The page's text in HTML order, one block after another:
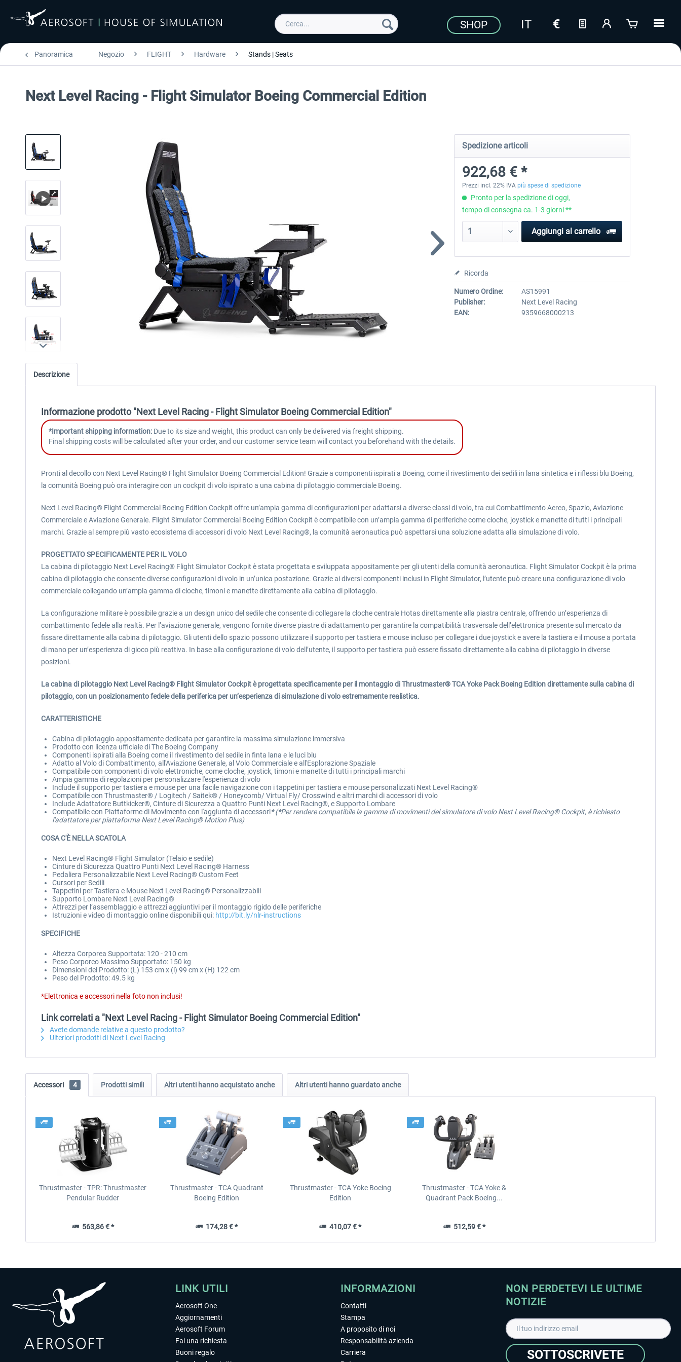
SHOP
Panoramica Negozio FLIGHT Hardware Stands | Seats
Next Level Racing - Flight Simulator Boeing Commercial Edition
Spedizione articoli
922,68 € *
Prezzi incl. 22% IVA più spese di spedizione
Pronto per la spedizione di oggi,
tempo di consegna ca. 1-3 giorni **
Aggiungi al carrello
Ricorda
Numero Ordine:
AS15991
Publisher:
Next Level Racing
EAN:
9359668000213
Descrizione
Informazione prodotto "Next Level Racing - Flight Simulator Boeing Commercial Edition"
*Important shipping information: Due to its size and weight, this product can only be delivered via freight shipping.
Final shipping costs will be calculated after your order, and our customer service team will contact you beforehand with the details.
Pronti al decollo con Next Level Racing® Flight Simulator Boeing Commercial Edition! Grazie a componenti ispirati a Boeing, come il rivestimento dei sedili in lana sintetica e i riflessi blu Boeing,
la comunità Boeing può ora interagire con un cockpit di volo ispirato a una cabina di pilotaggio commerciale Boeing.
Next Level Racing® Flight Commercial Boeing Edition Cockpit offre un’ampia gamma di configurazioni per adattarsi a diverse classi di volo, tra cui Combattimento Aereo, Spazio, Aviazione
Commerciale e Aviazione Generale. Flight Simulator Commercial Boeing Edition Cockpit è compatibile con un’ampia gamma di periferiche come cloche, joystick e manette di tutti i principali
marchi. Grazie al sempre più vasto ecosistema di accessori di volo Next Level Racing®, la comunità aeronautica può aspettarsi una soluzione adatta alla simulazione di volo.
PROGETTATO SPECIFICAMENTE PER IL VOLO
La cabina di pilotaggio Next Level Racing® Flight Simulator Cockpit è stata progettata e sviluppata appositamente per gli utenti della comunità aeronautica. Flight Simulator Cockpit è la prima
cabina di pilotaggio che consente diverse configurazioni di volo in un’unica postazione. Grazie ai diversi componenti inclusi in Flight Simulator, l’utente può creare una configurazione di volo
commerciale collegando un’ampia gamma di cloche, timoni e manette direttamente alla cabina di pilotaggio.
La configurazione militare è possibile grazie a un design unico del sedile che consente di collegare la cloche centrale Hotas direttamente alla piastra centrale, offrendo un’esperienza di
combattimento fedele alla realtà. Per l’aviazione generale, vengono fornite diverse piastre di adattamento per garantire la compatibilità trasversale dell’elettronica presente sul mercato da
fissare direttamente alla cabina di pilotaggio. Gli utenti dello spazio possono utilizzare il supporto per tastiera e mouse incluso per collegare i due joystick e avere la tastiera e il mouse a portata
di mano per un’esperienza di gioco più reattiva. In base alla configurazione di volo dell’utente, il supporto per tastiera può essere fissato direttamente alla cabina di pilotaggio in diverse
posizioni.
La cabina di pilotaggio Next Level Racing® Flight Simulator Cockpit è progettata specificamente per il montaggio di Thrustmaster® TCA Yoke Pack Boeing Edition direttamente sulla cabina di
pilotaggio, con un posizionamento fedele della periferica per un’esperienza di simulazione di volo estremamente realistica.
CARATTERISTICHE
Cabina di pilotaggio appositamente dedicata per garantire la massima simulazione immersiva
Prodotto con licenza ufficiale di The Boeing Company
Componenti ispirati alla Boeing come il rivestimento del sedile in finta lana e le luci blu
Adatto al Volo di Combattimento, all'Aviazione Generale, al Volo Commerciale e all'Esplorazione Spaziale
Compatibile con componenti di volo elettroniche, come cloche, joystick, timoni e manette di tutti i principali marchi
Ampia gamma di regolazioni per personalizzare l'esperienza di volo
Include il supporto per tastiera e mouse per una facile navigazione con i tappetini per tastiera e mouse personalizzati Next Level Racing®
Compatibile con Thrustmaster® / Logitech / Saitek® / Honeycomb/ Virtual Fly/ Crosswind e altri marchi di accessori di volo
Include Adattatore Buttkicker®, Cinture di Sicurezza a Quattro Punti Next Level Racing®, e Supporto Lombare
Compatibile con Piattaforme di Movimento con l'aggiunta di accessori* (*Per rendere compatibile la gamma di movimenti del simulatore di volo Next Level Racing® Cockpit, è richiesto
l'adattatore per piattaforma Next Level Racing® Motion Plus)
COSA C'È NELLA SCATOLA
Next Level Racing® Flight Simulator (Telaio e sedile)
Cinture di Sicurezza Quattro Punti Next Level Racing® Harness
Pedaliera Personalizzabile Next Level Racing® Custom Feet
Cursori per Sedili
Tappetini per Tastiera e Mouse Next Level Racing® Personalizzabili
Supporto Lombare Next Level Racing®
Attrezzi per l’assemblaggio e attrezzi aggiuntivi per il montaggio rigido delle periferiche
Istruzioni e video di montaggio online disponibili qui: http://bit.ly/nlr-instructions
SPECIFICHE
Altezza Corporea Supportata: 120 - 210 cm
Peso Corporeo Massimo Supportato: 150 kg
Dimensioni del Prodotto: (L) 153 cm x (l) 99 cm x (H) 122 cm
Peso del Prodotto: 49.5 kg
*Elettronica e accessori nella foto non inclusi!
Link correlati a "Next Level Racing - Flight Simulator Boeing Commercial Edition"
Avete domande relative a questo prodotto?
Ulteriori prodotti di Next Level Racing
Accessori 4 Prodotti simili Altri utenti hanno acquistato anche Altri utenti hanno guardato anche
Thrustmaster - TPR: Thrustmaster
Pendular Rudder
563,86 € *
Thrustmaster - TCA Quadrant
Boeing Edition
174,28 € *
Thrustmaster - TCA Yoke Boeing
Edition
410,07 € *
Thrustmaster - TCA Yoke &
Quadrant Pack Boeing...
512,59 € *
LINK UTILI
Aerosoft One
Aggiornamenti
Aerosoft Forum
Fai una richiesta
Buoni regalo
INFORMAZIONI
Contatti
Stampa
A proposito di noi
Responsabilità azienda
Carriera
NON PERDETEVI LE ULTIME
NOTIZIE
SOTTOSCRIVETE